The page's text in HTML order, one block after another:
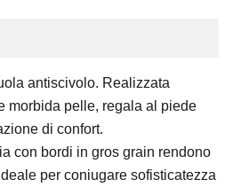
antiscivolo. Realizzata
morbida pelle, regala al piede
di confort.
con bordi in gros grain rendono
per coniugare sofisticatezza